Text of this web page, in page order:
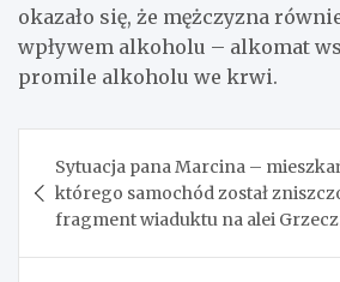
okazało się, że mężczyzna
wpływem alkoholu – alkomat
promile alkoholu we krwi.
wpisu
Sytuacja pana Marcina –
którego samochód został
fragment wiaduktu na alei